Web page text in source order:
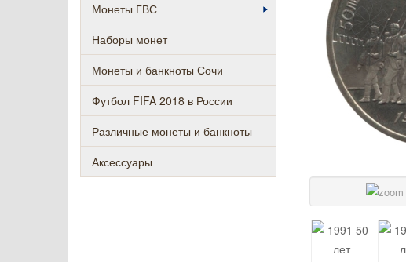
Монеты ГВС
Наборы монет
Монеты и банкноты Сочи
Футбол FIFA 2018 в России
Различные монеты и банкноты
Аксессуары